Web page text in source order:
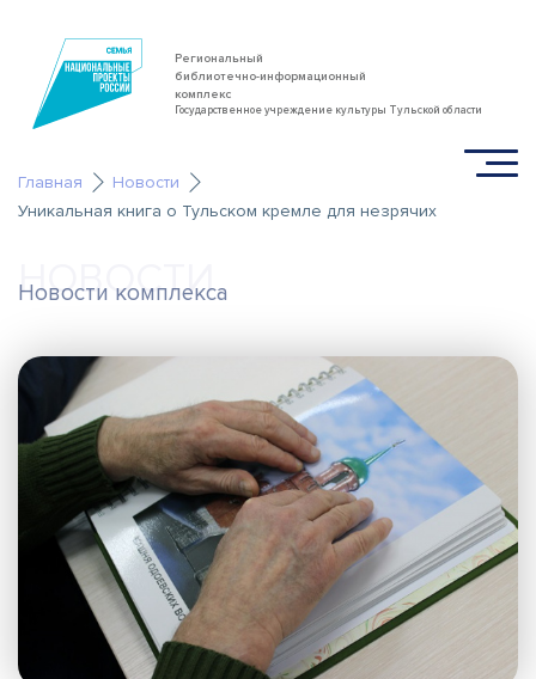
Региональный
библиотечно-информационный
комплекс
Государственное учреждение культуры Тульской области
Главная
Новости
Уникальная книга о Тульском кремле для незрячих
Новости комплекса
НОВОСТИ